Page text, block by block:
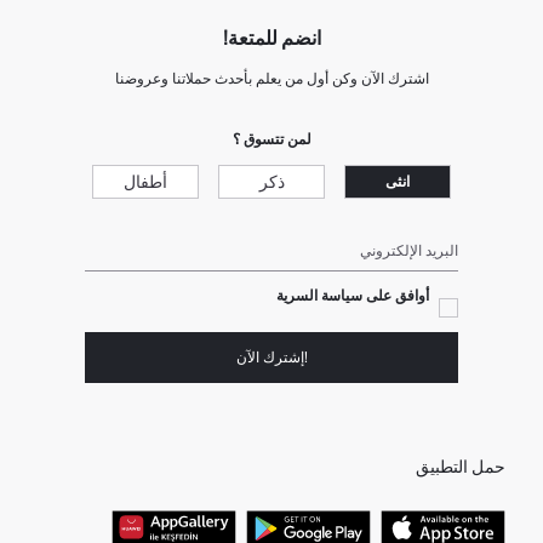
انضم للمتعة!
اشترك الآن وكن أول من يعلم بأحدث حملاتنا وعروضنا
لمن تتسوق ؟
انثى ذكر أطفال
البريد الإلكتروني
أوافق على سياسة السرية
!إشترك الآن
حمل التطبيق